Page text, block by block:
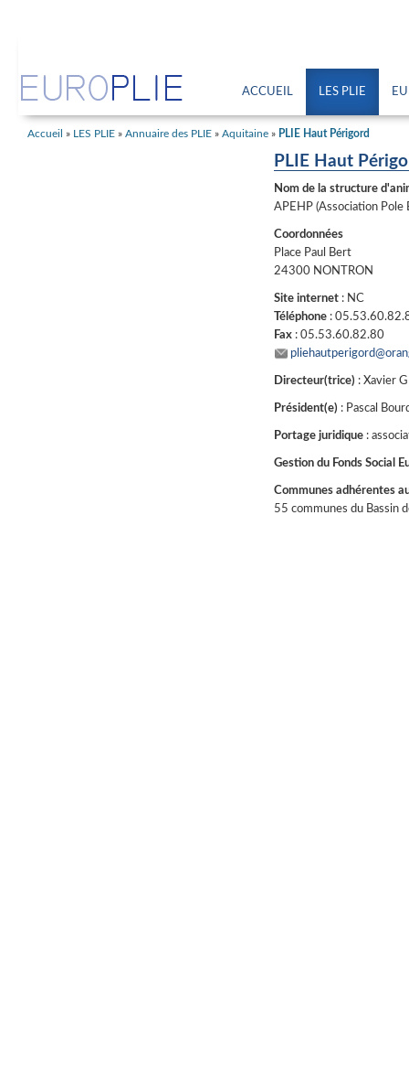
ACCUEIL LES PLIE
Accueil » LES PLIE » Annuaire des PLIE » Aquitaine » PLIE Haut Périgord
PLIE Haut
Nom de la structure
APEHP (Association Pole
Coordonnées
Place Paul Bert
24300 NONTRON
Site internet : NC
Téléphone :
Fax : 05.53.60.82.80
Directeur(trice) : Xavier
Président(e) : Pascal
Portage juridique :
Gestion du Fonds Social
Communes adhérentes
55 communes du Bassin